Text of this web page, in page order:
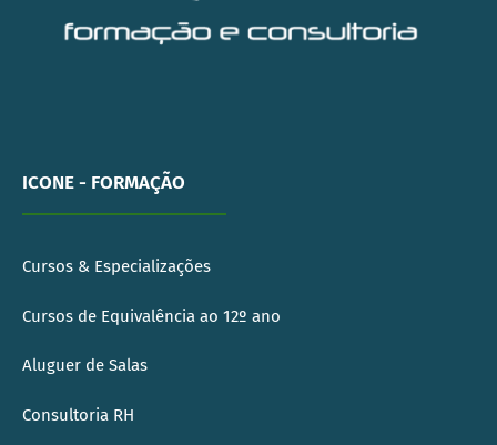
ICONE - FORMAÇÃO
Cursos & Especializações
Cursos de Equivalência ao 12º ano
Aluguer de Salas
Consultoria RH